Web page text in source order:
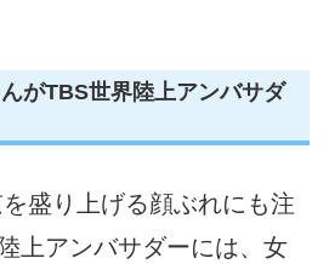
がTBS世界陸上アンバサダ
盛り上げる顔ぶれにも注
上アンバサダーには、女